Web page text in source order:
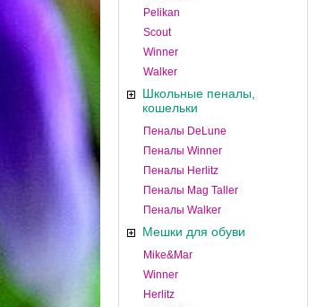
Pelikan
Scout
Winner
Walker
Школьные пеналы,
кошельки
Пеналы DeLune
Пеналы Winner
Пеналы Herlitz
Пеналы Mag Taller
Пеналы Walker
Мешки для обуви
Mike&Mar
Winner
Herlitz